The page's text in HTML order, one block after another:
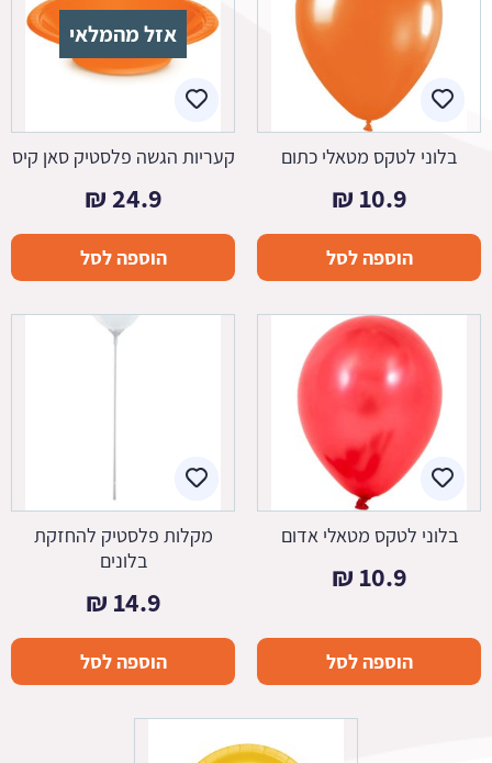
בלוני לטקס מטאלי כתום
10.9
₪
הוספה לסל
אזל מהמלאי
קעריות הגשה פלסטיק סאן קיס
24.9
₪
הוספה לסל
בלוני לטקס מטאלי אדום
10.9
₪
הוספה לסל
מקלות פלסטיק להחזקת
בלונים
14.9
₪
הוספה לסל